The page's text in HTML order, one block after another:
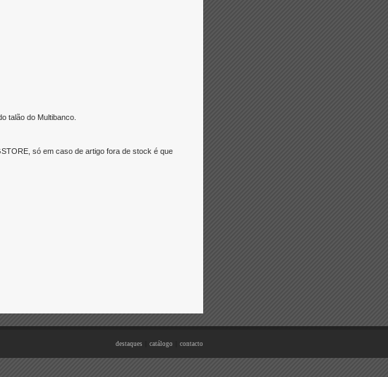
talão do Multibanco.
só em caso de artigo fora de stock é que
destaques catálogo contacto